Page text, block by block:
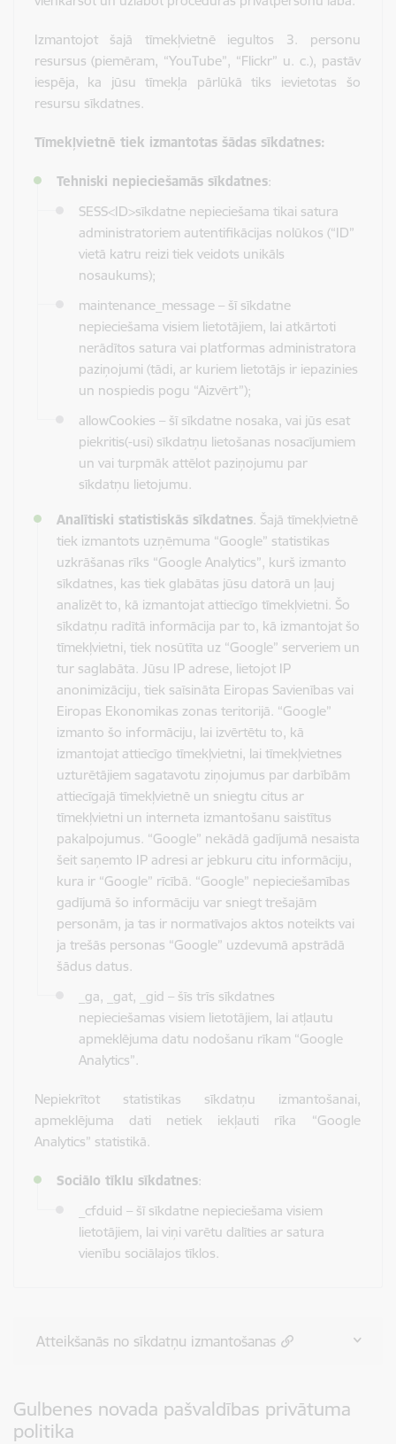
Izmantojot šajā tīmekļvietnē iegultos 3. personu
resursus (piemēram, “YouTube”, “Flickr” u. c.), pastāv
iespēja, ka jūsu tīmekļa pārlūkā tiks ievietotas šo
resursu sīkdatnes.
Tīmekļvietnē tiek izmantotas šādas sīkdatnes:
Tehniski nepieciešamās sīkdatnes:
SESS<ID>sīkdatne nepieciešama tikai satura
administratoriem autentifikācijas nolūkos (“ID”
vietā katru reizi tiek veidots unikāls
nosaukums);
maintenance_message – šī sīkdatne
nepieciešama visiem lietotājiem, lai atkārtoti
nerādītos satura vai platformas administratora
paziņojumi (tādi, ar kuriem lietotājs ir iepazinies
un nospiedis pogu “Aizvērt”);
allowCookies – šī sīkdatne nosaka, vai jūs esat
piekritis(-usi) sīkdatņu lietošanas nosacījumiem
un vai turpmāk attēlot paziņojumu par
sīkdatņu lietojumu.
Analītiski statistiskās sīkdatnes. Šajā tīmekļvietnē
tiek izmantots uzņēmuma “Google” statistikas
uzkrāšanas rīks “Google Analytics”, kurš izmanto
sīkdatnes, kas tiek glabātas jūsu datorā un ļauj
analizēt to, kā izmantojat attiecīgo tīmekļvietni. Šo
sīkdatņu radītā informācija par to, kā izmantojat šo
tīmekļvietni, tiek nosūtīta uz “Google” serveriem un
tur saglabāta. Jūsu IP adrese, lietojot IP
anonimizāciju, tiek saīsināta Eiropas Savienības vai
Eiropas Ekonomikas zonas teritorijā. “Google”
izmanto šo informāciju, lai izvērtētu to, kā
izmantojat attiecīgo tīmekļvietni, lai tīmekļvietnes
uzturētājiem sagatavotu ziņojumus par darbībām
attiecīgajā tīmekļvietnē un sniegtu citus ar
tīmekļvietni un interneta izmantošanu saistītus
pakalpojumus. “Google” nekādā gadījumā nesaista
šeit saņemto IP adresi ar jebkuru citu informāciju,
kura ir “Google” rīcībā. “Google” nepieciešamības
gadījumā šo informāciju var sniegt trešajām
personām, ja tas ir normatīvajos aktos noteikts vai
ja trešās personas “Google” uzdevumā apstrādā
šādus datus.
_ga, _gat, _gid – šīs trīs sīkdatnes
nepieciešamas visiem lietotājiem, lai atļautu
apmeklējuma datu nodošanu rīkam “Google
Analytics”.
Nepiekrītot statistikas sīkdatņu izmantošanai,
apmeklējuma dati netiek iekļauti rīka “Google
Analytics” statistikā.
Sociālo tīklu sīkdatnes:
_cfduid – šī sīkdatne nepieciešama visiem
lietotājiem, lai viņi varētu dalīties ar satura
vienību sociālajos tīklos.
Atteikšanās no sīkdatņu izmantošanas
Gulbenes novada pašvaldības privātuma
politika